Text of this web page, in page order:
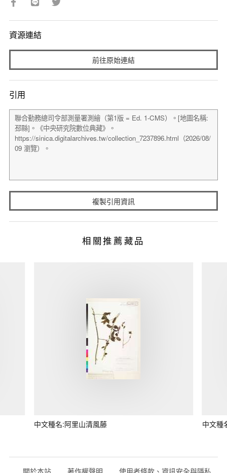
資源連結
前往原始連結
引用
複製引用資訊
相關推薦藏品
中文種名:阿里山清風藤 中文種
關於本站 著作權聲明 使用者條款、資訊安全與隱私